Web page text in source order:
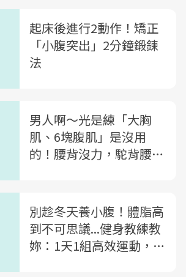
起床後進行2動作！矯正
「小腹突出」2分鐘鍛鍊
法
男人啊～光是練「大胸
肌、6塊腹肌」是沒用
的！腰背沒力，駝背腰痛
別趁冬天養小腹！體脂高
到不可思議...健身教練教
妳：1天1組高效運動，找